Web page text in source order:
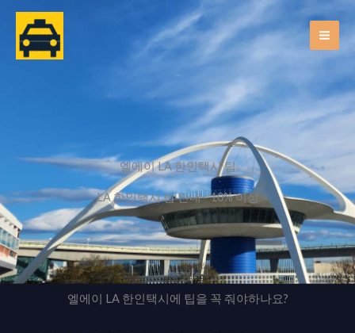
엘에이 LA 한인택시 팁
LA 한인택시 팁 안내 - 10% 이상
엘에이 LA 한인택시에 팁을 꼭 줘야하나요?